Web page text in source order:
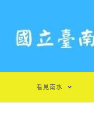
看見南水